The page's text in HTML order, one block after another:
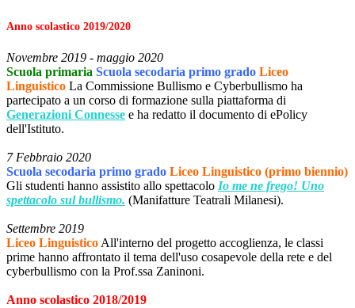
Anno scolastico 2019/2020
Novembre 2019 - maggio 2020
Scuola primaria Scuola secodaria primo grado Liceo
Linguistico La Commissione Bullismo e Cyberbullismo ha
partecipato a un corso di formazione sulla piattaforma di
Generazioni Connesse e ha redatto il documento di ePolicy
dell'Istituto.
7 Febbraio 2020
Scuola secodaria primo grado Liceo Linguistico (primo biennio)
Gli studenti hanno assistito allo spettacolo Io me ne frego! Uno
spettacolo sul bullismo. (Manifatture Teatrali Milanesi).
Settembre 2019
Liceo Linguistico All'interno del progetto accoglienza, le classi
prime hanno affrontato il tema dell'uso cosapevole della rete e del
cyberbullismo con la Prof.ssa Zaninoni.
Anno scolastico 2018/2019